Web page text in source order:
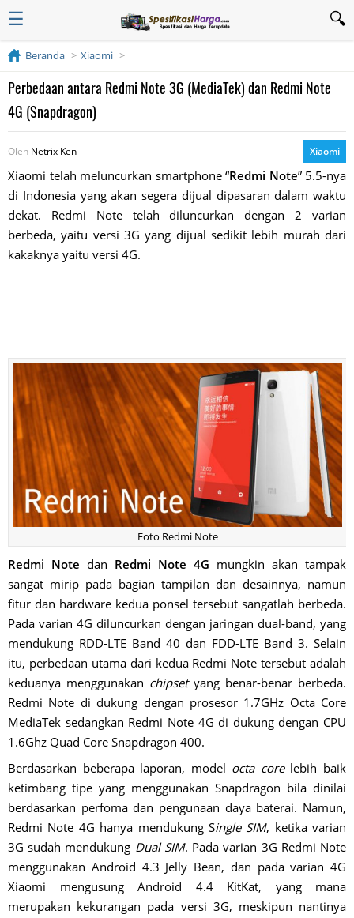
☰
Beranda Xiaomi
Perbedaan antara Redmi Note 3G (MediaTek) dan Redmi Note
4G (Snapdragon)
Oleh Netrix Ken Xiaomi
Xiaomi telah meluncurkan smartphone “Redmi Note” 5.5-nya
di Indonesia yang akan segera dijual dipasaran dalam waktu
dekat. Redmi Note telah diluncurkan dengan 2 varian
berbeda, yaitu versi 3G yang dijual sedikit lebih murah dari
kakaknya yaitu versi 4G.
Foto Redmi Note
Redmi Note dan Redmi Note 4G mungkin akan tampak
sangat mirip pada bagian tampilan dan desainnya, namun
fitur dan hardware kedua ponsel tersebut sangatlah berbeda.
Pada varian 4G diluncurkan dengan jaringan dual-band, yang
mendukung RDD-LTE Band 40 dan FDD-LTE Band 3. Selain
itu, perbedaan utama dari kedua Redmi Note tersebut adalah
keduanya menggunakan chipsetyang benar-benar berbeda.
Redmi Note di dukung dengan prosesor 1.7GHz Octa Core
MediaTek sedangkan Redmi Note 4G di dukung dengan CPU
1.6Ghz Quad Core Snapdragon 400.
Berdasarkan beberapa laporan, model octa corelebih baik
ketimbang tipe yang menggunakan Snapdragon bila dinilai
berdasarkan perfoma dan pengunaan daya baterai. Namun,
Redmi Note 4G hanya mendukung Single SIM, ketika varian
3G sudah mendukung Dual SIM. Pada varian 3G Redmi Note
menggunakan Android 4.3 Jelly Bean, dan pada varian 4G
Xiaomi mengusung Android 4.4 KitKat, yang mana
merupakan kekurangan pada versi 3G, meskipun nantinya